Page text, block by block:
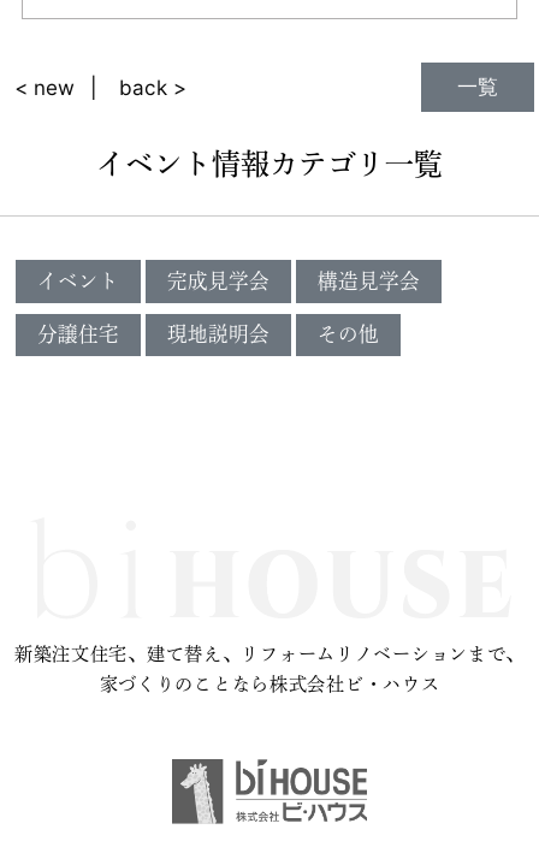
一覧
< new back >
イベント情報カテゴリ一覧
イベント 完成見学会 構造見学会
分譲住宅 現地説明会 その他
新築注文住宅、建て替え、リフォームリノベーションまで、
家づくりのことなら株式会社ビ・ハウス